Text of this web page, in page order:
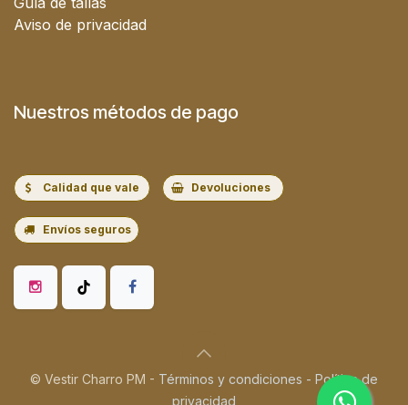
Aviso de privacidad
Nuestros métodos de pago
Calidad que vale Devoluciones
Envíos seguros
© Vestir Charro PM - Términos y condiciones - Política de
privacidad